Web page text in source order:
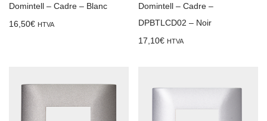
Domintell – Cadre – Blanc
16,50€ HTVA
Domintell – Cadre –
DPBTLCD02 – Noir
17,10€ HTVA